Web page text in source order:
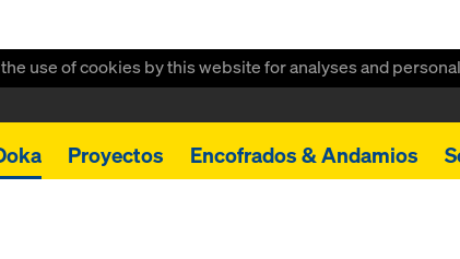
use of cookies by this website for analyses and
Proyectos Encofrados & Andamios